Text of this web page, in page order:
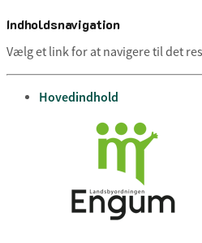
Indholdsnavigation
Vælg et link for at navigere til det
gå til
Hovedindhold